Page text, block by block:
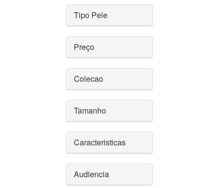
Tipo Pele
Preço
Colecao
Tamanho
Caracteristicas
Audiencia